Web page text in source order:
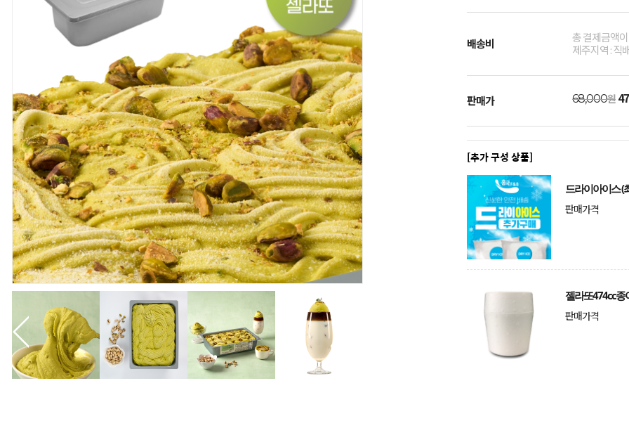
배송비
총 결제금액
제주지역 : 직
판매가 68,000원
[추가 구성 상품]
드라이아이스 (
판매가격
젤라또474cc종
판매가격